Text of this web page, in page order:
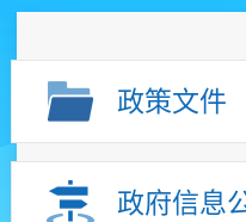
政策文件
政府信息